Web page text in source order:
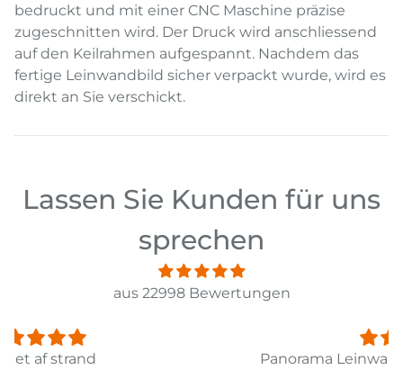
bedruckt und mit einer CNC Maschine präzise
zugeschnitten wird. Der Druck wird anschliessend
auf den Keilrahmen aufgespannt. Nachdem das
fertige Leinwandbild sicher verpackt wurde, wird es
direkt an Sie verschickt.
Lassen Sie Kunden für uns
sprechen
aus 22998 Bewertungen
Panorama Leinwandbild 3-teilig Old Pier Ii